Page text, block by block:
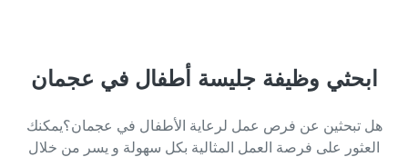
ابحثي وظيفة جليسة أطفال في عجمان
هل تبحثين عن فرص عمل لرعاية الأطفال في عجمان؟يمكنك
العثور على فرصة العمل المثالية بكل سهولة و يسر من خلال